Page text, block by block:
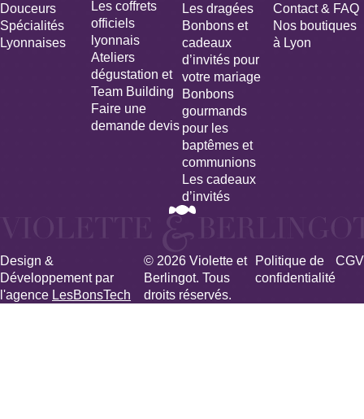
Douceurs
Spécialités
Lyonnaises
Les coffrets
officiels
lyonnais
Ateliers
dégustation et
Team Building
Faire une
demande devis
Les dragées
Bonbons et
cadeaux
d’invités pour
votre mariage​
Bonbons
gourmands
pour les
baptêmes et
communions
Les cadeaux
d’invités
Contact & FAQ
Nos boutiques
à Lyon
Design &
Développement par
l'agence LesBonsTech
© 2026 Violette et
Berlingot. Tous
droits réservés.
Politique de
confidentialité
CGV